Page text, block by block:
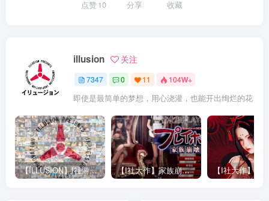
点赞10 分享 收藏
illusion 关注
7347 0 11 104W+
即使是最简单的梦想，用心浇灌，也能开出绚烂的花
【ILLUSION】I社游戏合集截至2025 无修正汉化硬盘纯净版手慢无[微云/OD] 【I社大作】家族崩坏Playhome 终极12.0收藏版新整合【85G/补档福利】【年费会员专享，手慢无】